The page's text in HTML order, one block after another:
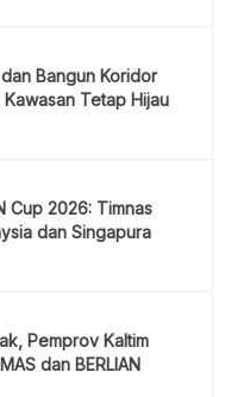
Bangun Koridor
Tetap Hijau
Cup 2026: Timnas
dan Singapura
Pemprov Kaltim
dan BERLIAN